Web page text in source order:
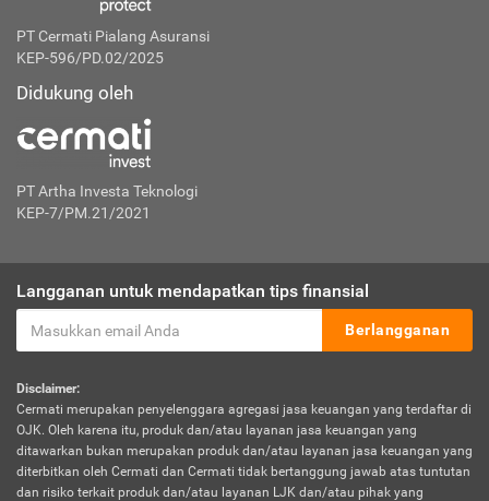
PT Cermati Pialang Asuransi
KEP-596/PD.02/2025
Didukung oleh
PT Artha Investa Teknologi
KEP-7/PM.21/2021
Langganan untuk mendapatkan tips finansial
Berlangganan
Disclaimer:
Cermati merupakan penyelenggara agregasi jasa keuangan yang terdaftar di
OJK. Oleh karena itu, produk dan/atau layanan jasa keuangan yang
ditawarkan bukan merupakan produk dan/atau layanan jasa keuangan yang
diterbitkan oleh Cermati dan Cermati tidak bertanggung jawab atas tuntutan
dan risiko terkait produk dan/atau layanan LJK dan/atau pihak yang